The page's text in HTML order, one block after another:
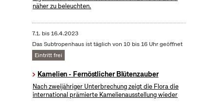
näher zu beleuchten.
7.1. bis16.4.2023
Das Subtropenhaus ist täglich von 10 bis 16 Uhr geöffnet
Eintritt frei
Kamelien - Fernöstlicher Blütenzauber
Nach zweijähriger Unterbrechung zeigt die Flora die
international prämierte Kamelienausstellung wieder